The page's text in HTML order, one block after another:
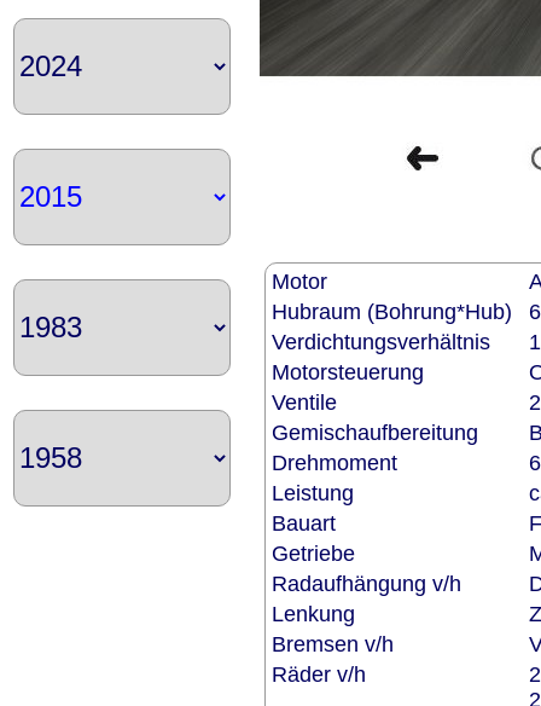
Motor
Hubraum (Bohrung*Hub)
Verdichtungsverhältnis
Motorsteuerung
Ventile
Gemischaufbereitung
Drehmoment
Leistung
Bauart
Getriebe
Radaufhängung v/h
Lenkung
Bremsen v/h
Räder v/h